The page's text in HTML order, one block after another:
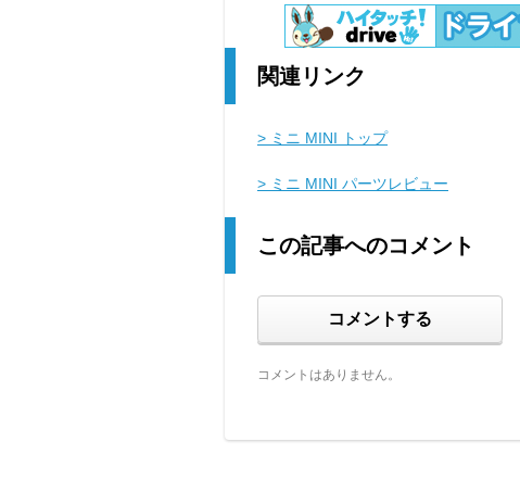
関連リンク
> ミニ MINI トップ
> ミニ MINI パーツレビュー
この記事へのコメント
コメントする
コメントはありません。